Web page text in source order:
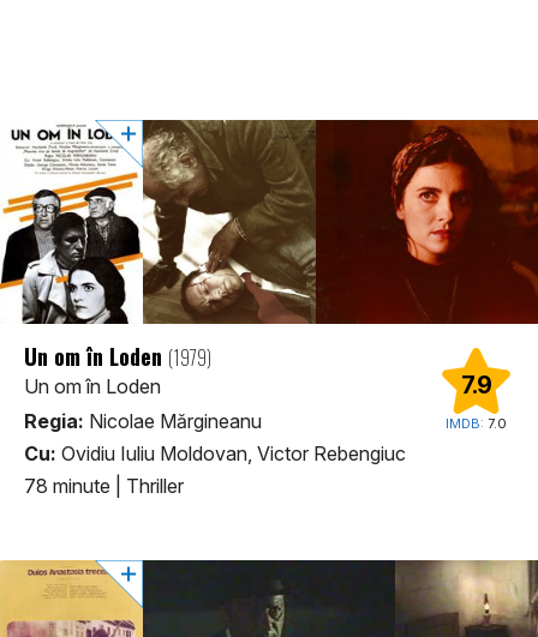
7.9
IMDB: 7.0
Un om în Loden (1979)
Un om în Loden
Regia: Nicolae Mărgineanu
Cu: Ovidiu Iuliu Moldovan, Victor Rebengiuc
78 minute
Thriller